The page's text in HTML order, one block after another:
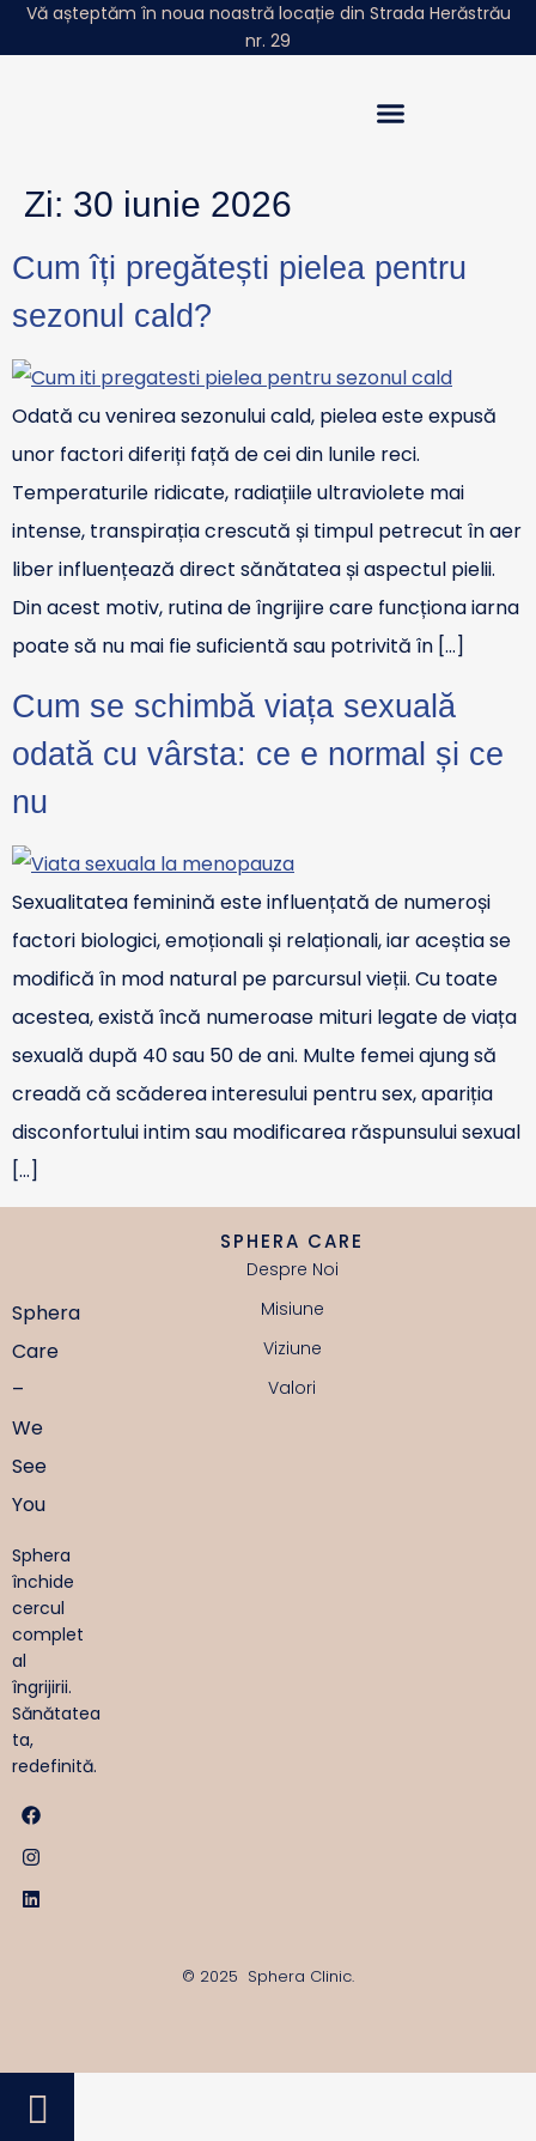
Vă așteptăm în noua noastră locație din Strada Herăstrău
nr. 29
Zi: 30 iunie 2026
Cum îți pregătești pielea pentru
sezonul cald?
Odată cu venirea sezonului cald, pielea este expusă
unor factori diferiți față de cei din lunile reci.
Temperaturile ridicate, radiațiile ultraviolete mai
intense, transpirația crescută și timpul petrecut în aer
liber influențează direct sănătatea și aspectul pielii.
Din acest motiv, rutina de îngrijire care funcționa iarna
poate să nu mai fie suficientă sau potrivită în […]
Cum se schimbă viața sexuală
odată cu vârsta: ce e normal și ce
nu
Sexualitatea feminină este influențată de numeroși
factori biologici, emoționali și relaționali, iar aceștia se
modifică în mod natural pe parcursul vieții. Cu toate
acestea, există încă numeroase mituri legate de viața
sexuală după 40 sau 50 de ani. Multe femei ajung să
creadă că scăderea interesului pentru sex, apariția
disconfortului intim sau modificarea răspunsului sexual
[…]
Sphera
Care
–
We
See
You
Sphera
închide
cercul
complet
al
îngrijirii.
Sănătatea
ta,
redefinită.
SPHERA CARE
Despre Noi
Misiune
Viziune
Valori
© 2025 Sphera Clinic.